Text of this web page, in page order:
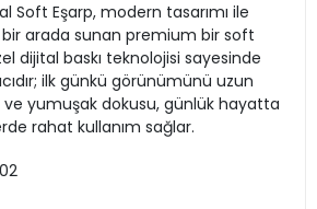
Soft Eşarp, modern tasarımı ile
arada sunan premium bir soft
dijital baskı teknolojisi sayesinde
ilk günkü görünümünü uzun
ve yumuşak dokusu, günlük hayatta
rahat kullanım sağlar.